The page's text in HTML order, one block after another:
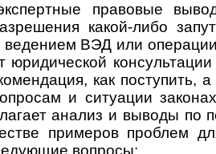
правовые
какой-либо
ведением ВЭД или
как поступить,
и ситуации
анализ и выводы по
примеров проблем
вопросы: